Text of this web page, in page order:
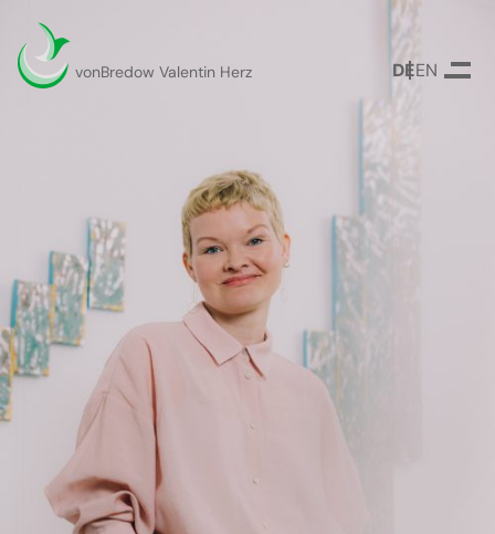
vonBredow Valentin Herz DEUTSCH
ENGLISH